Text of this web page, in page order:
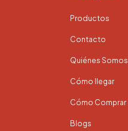
Productos
Contacto
Quiénes Somos
Cómo llegar
Cómo Comprar
Blogs